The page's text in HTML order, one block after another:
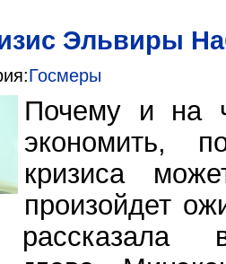
Эльвиры
Госмеры
Почему и на
экономить,
кризиса
произойдет
рассказала